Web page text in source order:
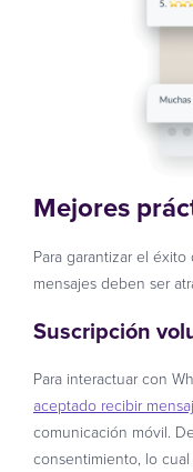
Mejores
Para garantizar el
mensajes deben ser
Suscripción
Para interactuar con
aceptado recibir
comunicación móvil.
consentimiento, lo